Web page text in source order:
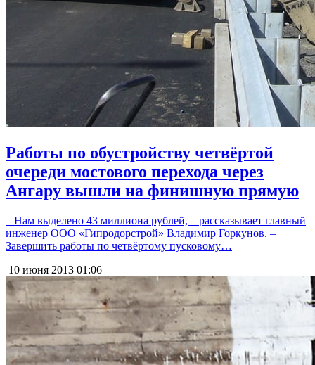
Работы по обустройству четвёртой
очереди мостового перехода через
Ангару вышли на финишную прямую
– Нам выделено 43 миллиона рублей, – рассказывает главный
инженер ООО «Гипродорстрой» Владимир Горкунов. –
Завершить работы по четвёртому пусковому…
10 июня 2013 01:06